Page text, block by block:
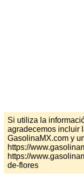
Si utiliza la
agradecemos incluir
GasolinaMX.com y
https://
https://
de-flores